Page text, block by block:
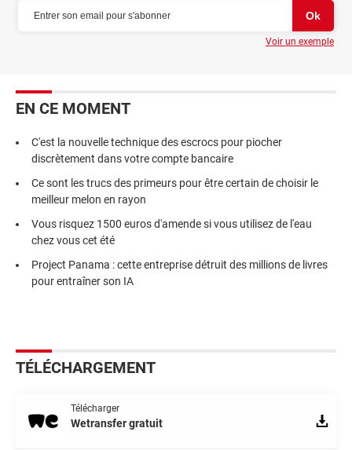
Voir un exemple
EN CE MOMENT
C'est la nouvelle technique des escrocs pour piocher
discrètement dans votre compte bancaire
Ce sont les trucs des primeurs pour être certain de choisir le
meilleur melon en rayon
Vous risquez 1500 euros d'amende si vous utilisez de l'eau
chez vous cet été
Project Panama : cette entreprise détruit des millions de livres
pour entraîner son IA
TÉLÉCHARGEMENT
Télécharger
Wetransfer gratuit